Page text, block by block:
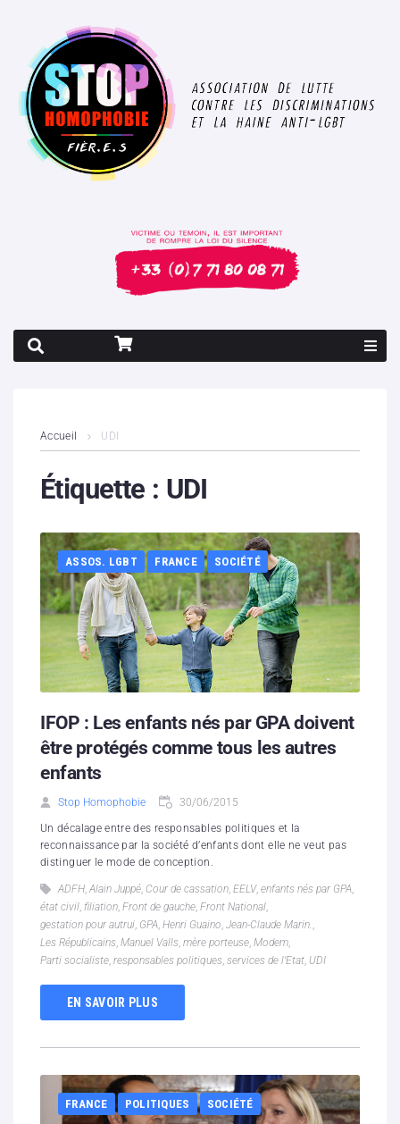
Contenus litigieux
Boutique
Partenaires
Contacts
Hébergement solidaire
Accueil UDI
Étiquette : UDI
ASSOS. LGBT FRANCE SOCIÉTÉ
IFOP : Les enfants nés par GPA doivent
être protégés comme tous les autres
enfants
Stop Homophobie 30/06/2015
Un décalage entre des responsables politiques et la
reconnaissance par la société d’enfants dont elle ne veut pas
distinguer le mode de conception.
ADFH, Alain Juppé, Cour de cassation, EELV, enfants nés par GPA,
état civil, filiation, Front de gauche, Front National,
gestation pour autrui, GPA, Henri Guaino, Jean-Claude Marin. ,
Les Républicains, Manuel Valls, mère porteuse, Modem,
Parti socialiste, responsables politiques, services de l’Etat, UDI
EN SAVOIR PLUS
FRANCE POLITIQUES SOCIÉTÉ